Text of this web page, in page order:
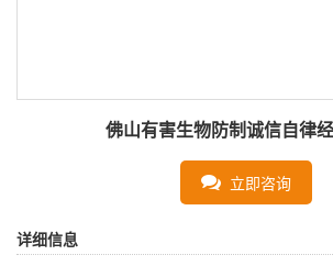
佛山有害生物防制诚信自律
立即咨询
详细信息